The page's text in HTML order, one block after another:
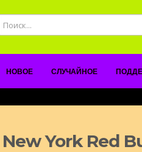
НОВОЕ СЛУЧАЙНОЕ
York Red